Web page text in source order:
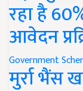
रहा है
आवेदन
Government
मुर्रा भैंस